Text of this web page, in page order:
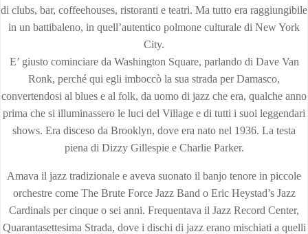
di clubs, bar, coffeehouses, ristoranti e teatri. Ma tutto era raggiungibile
in un battibaleno, in quell’autentico polmone culturale di New York
City.
E’ giusto cominciare da Washington Square, parlando di Dave Van
Ronk, perché qui egli imboccò la sua strada per Damasco,
convertendosi al blues e al folk, da uomo di jazz che era, qualche anno
prima che si illuminassero le luci del Village e di tutti i suoi leggendari
shows. Era disceso da Brooklyn, dove era nato nel 1936. La testa
piena di Dizzy Gillespie e Charlie Parker.
Amava il jazz tradizionale e aveva suonato il banjo tenore in piccole
orchestre come The Brute Force Jazz Band o Eric Heystad’s Jazz
Cardinals per cinque o sei anni. Frequentava il Jazz Record Center,
Quarantasettesima Strada, dove i dischi di jazz erano mischiati a quelli